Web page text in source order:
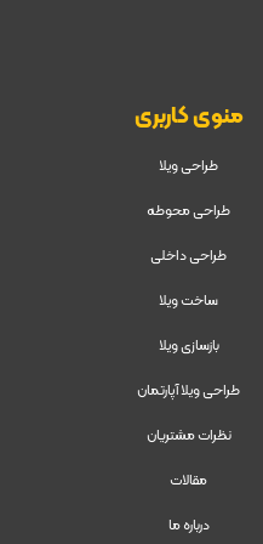
منوی کاربری
طراحی ویلا
طراحی محوطه
طراحی داخلی
ساخت ویلا
بازسازی ویلا
طراحی ویلا آپارتمان
نظرات مشتریان
مقالات
درباره ما